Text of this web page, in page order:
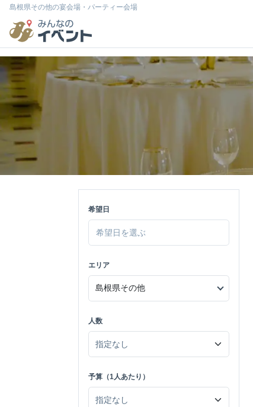
島根県その他の宴会場・パーティー会場
希望日
エリア
人数
予算（1人あたり）